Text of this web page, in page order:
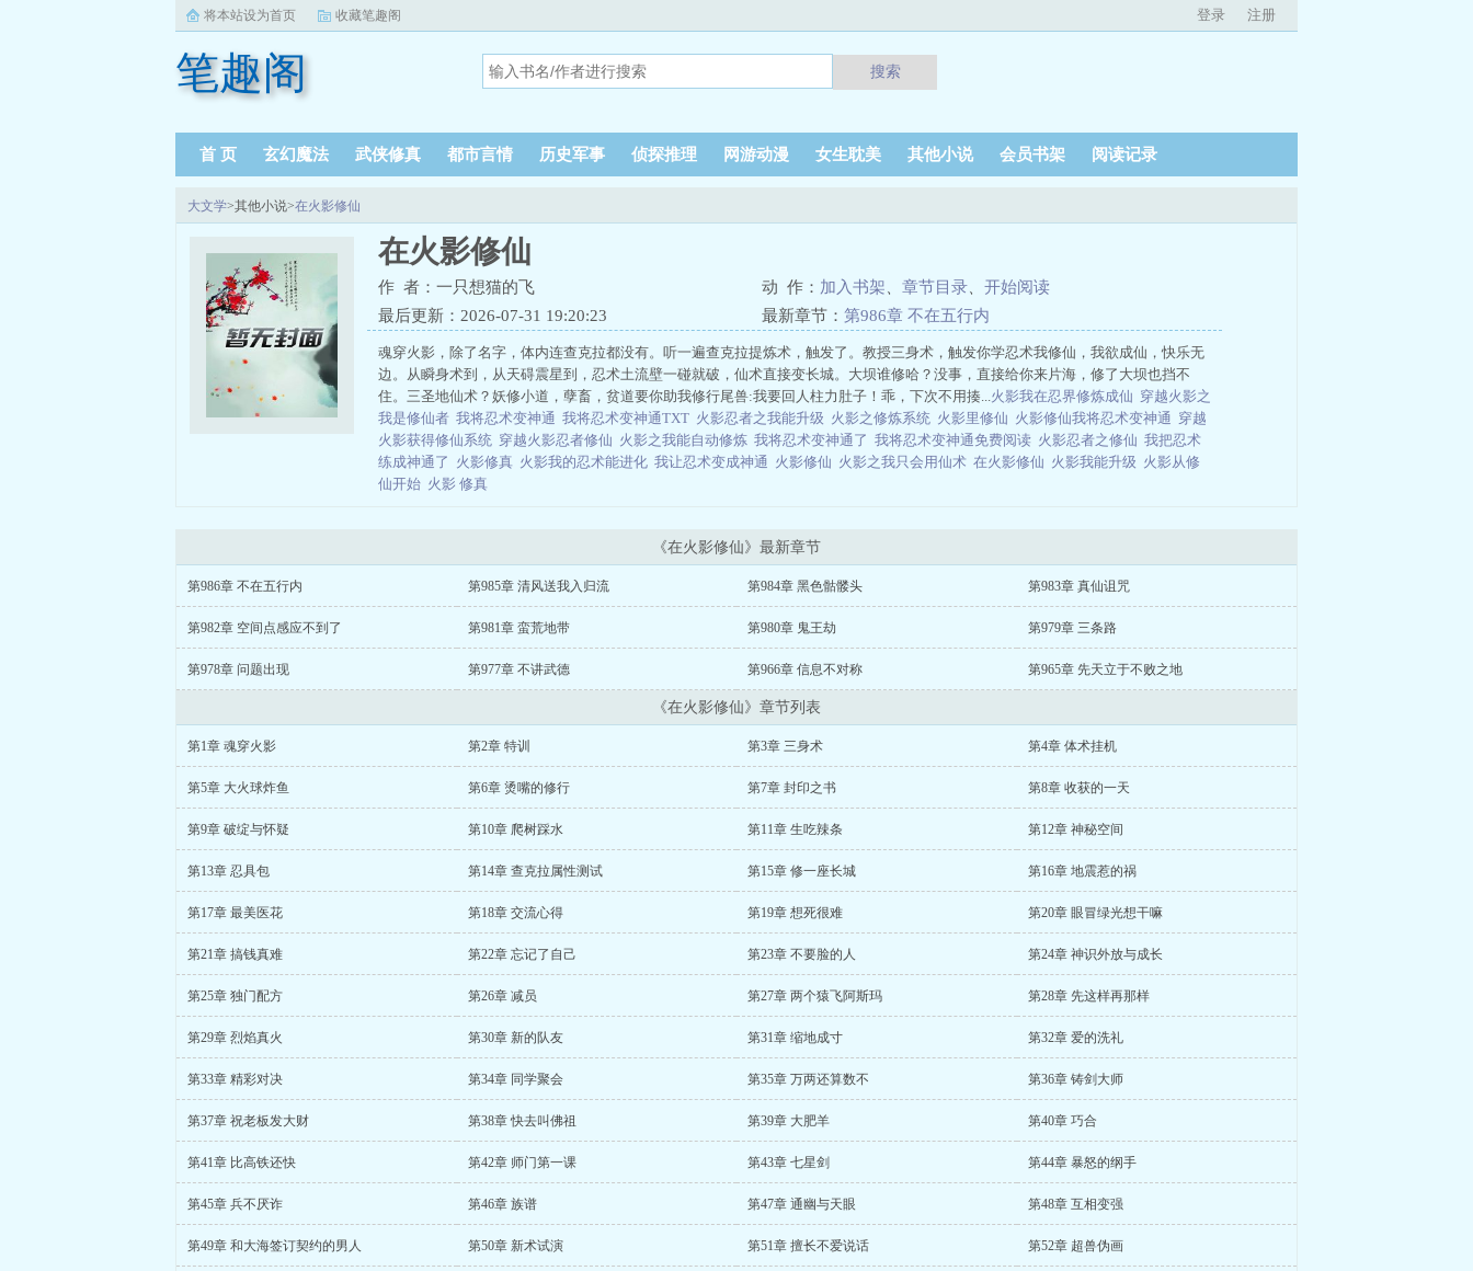
将本站设为首页 收藏笔趣阁 登录 注册
笔趣阁 搜索
首 页 玄幻魔法 武侠修真 都市言情 历史军事 侦探推理 网游动漫 女生耽美 其他小说 会员书架 阅读记录
大文学>其他小说>在火影修仙
在火影修仙
作 者：一只想猫的飞 动 作： 加入书架 章节目录
开始阅读
最后更新：2026-07-31 19:20:23
最新章节： 第986章 不在五行内
魂穿火影，除了名字，体内连查克拉都没有。听一遍查克拉提炼术，触发了。教授三身术，触发你学忍术我修仙，我欲成仙，快乐无
边。从瞬身术到，从天碍震星到，忍术土流壁一碰就破，仙术直接变长城。大坝谁修哈？没事，直接给你来片海，修了大坝也挡不
住。三圣地仙术？妖修小道，孽畜，贫道要你助我修行尾兽:我要回人柱力肚子！乖，下次不用揍...火影我在忍界修炼成仙 穿越火影之
我是修仙者 我将忍术变神通 我将忍术变神通TXT 火影忍者之我能升级 火影之修炼系统 火影里修仙 火影修仙我将忍术变神通 穿越
火影获得修仙系统 穿越火影忍者修仙 火影之我能自动修炼 我将忍术变神通了 我将忍术变神通免费阅读 火影忍者之修仙 我把忍术
练成神通了 火影修真 火影我的忍术能进化 我让忍术变成神通 火影修仙 火影之我只会用仙术 在火影修仙 火影我能升级 火影从修
仙开始 火影 修真
《在火影修仙》最新章节
第986章 不在五行内 第985章 清风送我入归流 第984章 黑色骷髅头 第983章 真仙诅咒
第982章 空间点感应不到了 第981章 蛮荒地带 第980章 鬼王劫 第979章 三条路
第978章 问题出现 第977章 不讲武德 第966章 信息不对称 第965章 先天立于不败之地
《在火影修仙》章节列表
第1章 魂穿火影 第2章 特训 第3章 三身术 第4章 体术挂机
第5章 大火球炸鱼 第6章 烫嘴的修行 第7章 封印之书 第8章 收获的一天
第9章 破绽与怀疑 第10章 爬树踩水 第11章 生吃辣条 第12章 神秘空间
第13章 忍具包 第14章 查克拉属性测试 第15章 修一座长城 第16章 地震惹的祸
第17章 最美医花 第18章 交流心得 第19章 想死很难 第20章 眼冒绿光想干嘛
第21章 搞钱真难 第22章 忘记了自己 第23章 不要脸的人 第24章 神识外放与成长
第25章 独门配方 第26章 减员 第27章 两个猿飞阿斯玛 第28章 先这样再那样
第29章 烈焰真火 第30章 新的队友 第31章 缩地成寸 第32章 爱的洗礼
第33章 精彩对决 第34章 同学聚会 第35章 万两还算数不 第36章 铸剑大师
第37章 祝老板发大财 第38章 快去叫佛祖 第39章 大肥羊 第40章 巧合
第41章 比高铁还快 第42章 师门第一课 第43章 七星剑 第44章 暴怒的纲手
第45章 兵不厌诈 第46章 族谱 第47章 通幽与天眼 第48章 互相变强
第49章 和大海签订契约的男人 第50章 新术试演 第51章 擅长不爱说话 第52章 超兽伪画